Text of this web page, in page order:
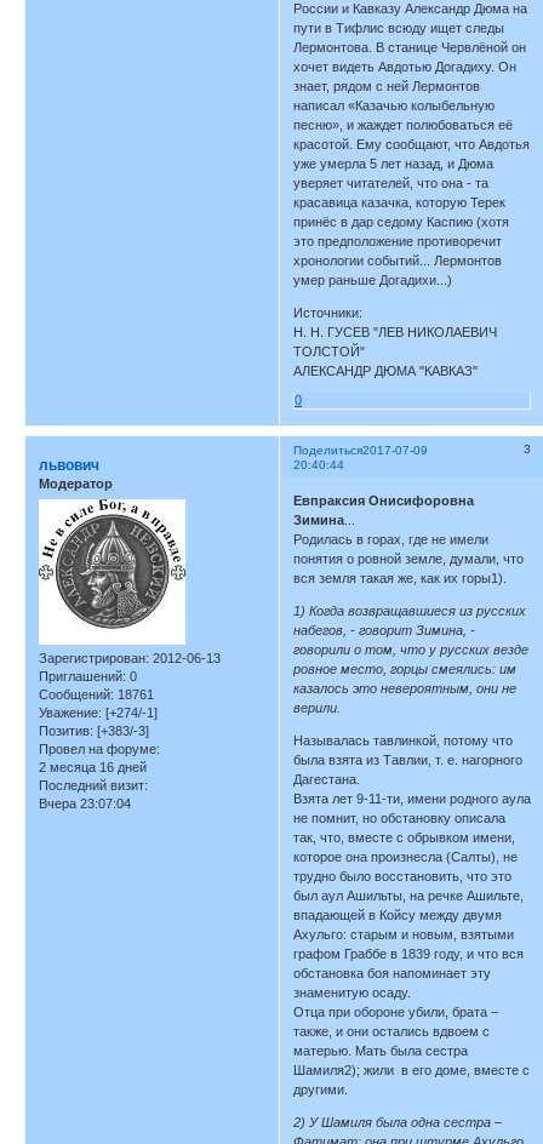
России и Кавказу Александр Дюма на
пути в Тифлис всюду ищет следы
Лермонтова. В станице Червлёной он
хочет видеть Авдотью Догадиху. Он
знает, рядом с ней Лермонтов
написал «Казачью колыбельную
песню», и жаждет полюбоваться её
красотой. Ему сообщают, что Авдотья
уже умерла 5 лет назад, и Дюма
уверяет читателей, что она - та
красавица казачка, которую Терек
принёс в дар седому Каспию (хотя
это предположение противоречит
хронологии событий... Лермонтов
умер раньше Догадихи...)
Источники:
Н. Н. ГУСЕВ "ЛЕВ НИКОЛАЕВИЧ
ТОЛСТОЙ"
АЛЕКСАНДР ДЮМА "КАВКАЗ"
0
Поделиться 3
2017-07-09
20:40:44
львович
Модератор
Зарегистрирован: 2012-06-13
Приглашений: 0
Сообщений: 18761
Уважение: [+274/-1]
Позитив: [+383/-3]
Провел на форуме:
2 месяца 16 дней
Последний визит:
Вчера 23:07:04
Евпраксия Онисифоровна
Зимина
Родилась в горах, где не имели
понятия о ровной земле, думали, что
вся земля такая же, как их горы1).
1) Когда возвращавшиеся из русских
набегов, - говорит Зимина, -
говорили о том, что у русских везде
ровное место, горцы смеялись: им
казалось это невероятным, они не
верили.
Называлась тавлинкой, потому что
была взята из Тавлии, т. е. нагорного
Дагестана.
Взята лет 9-11-ти, имени родного аула
не помнит, но обстановку описала
так, что, вместе с обрывком имени,
которое она произнесла (Салты), не
трудно было восстановить, что это
был аул Ашильты, на речке Ашильте,
впадающей в Койсу между двумя
Ахульго: старым и новым, взятыми
графом Граббе в 1839 году, и что вся
обстановка боя напоминает эту
знаменитую осаду.
Отца при обороне убили, брата –
также, и они остались вдвоем с
матерью. Мать была сестра
Шамиля2); жили в его доме, вместе с
другими.
2) У Шамиля была одна сестра –